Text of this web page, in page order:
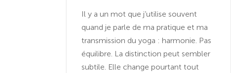
Il y a un mot que j’utilise souvent
quand je parle de ma pratique et ma
transmission du yoga : harmonie. Pas
équilibre. La distinction peut sembler
subtile. Elle change pourtant tout